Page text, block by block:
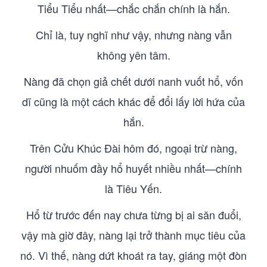
Tiểu Tiểu nhất—chắc chắn chính là hắn.
Chỉ là, tuy nghĩ như vậy, nhưng nàng vẫn
không yên tâm.
Nàng đã chọn giả chết dưới nanh vuốt hổ, vốn
dĩ cũng là một cách khác để đổi lấy lời hứa của
hắn.
Trên Cửu Khúc Đài hôm đó, ngoại trừ nàng,
người nhuốm đầy hổ huyết nhiều nhất—chính
là Tiêu Yến.
Hổ từ trước đến nay chưa từng bị ai săn đuổi,
vậy mà giờ đây, nàng lại trở thành mục tiêu của
nó. Vì thế, nàng dứt khoát ra tay, giáng một đòn